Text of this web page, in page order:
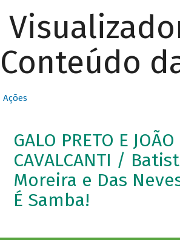
Conteúdo
Ações
GALO PRETO E JOÃO
CAVALCANTI /
Moreira e Das
É Samba!